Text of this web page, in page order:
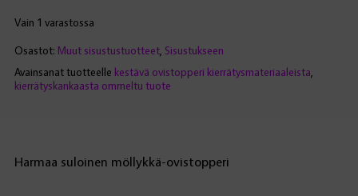
Vain 1 varastossa
Osastot: Muut sisustustuotteet, Sisustukseen
Avainsanat tuotteelle kestävä ovistopperi kierrätysmateriaaleista
kierrätyskankaasta ommeltu tuote
Harmaa suloinen möllykkä-ovistopperi